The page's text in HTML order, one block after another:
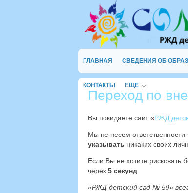
ГЛАВНАЯ СВЕДЕНИЯ ОБ
КОНТАКТЫ ЕЩЁ
Переход по
Вы покидаете сайт «РЖД
Мы не несем ответственности
указывать никаких своих
Если Вы не хотите рисковать
через 4 секунд
«РЖД детский сад № 59»